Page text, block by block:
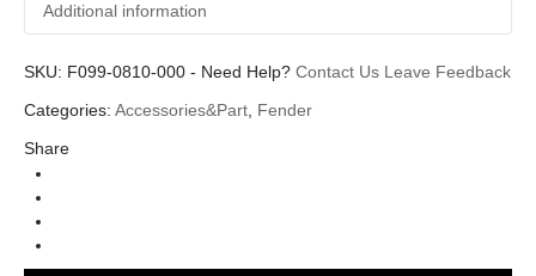
Additional information
Additional information
Brands Fender
SKU: F099-0810-000 - Need Help? Contact Us Leave Feedback
Categories: Accessories&Part, Fender
Share